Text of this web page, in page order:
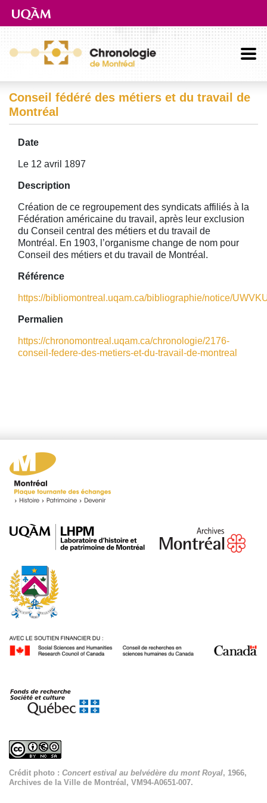
Aller directement au contenu principal
Conseil fédéré des métiers et du travail de
Montréal
Date
Le 12 avril 1897
Description
Création de ce regroupement des syndicats affiliés à la
Fédération américaine du travail, après leur exclusion
du Conseil central des métiers et du travail de
Montréal. En 1903, l’organisme change de nom pour
Conseil des métiers et du travail de Montréal.
Référence
https://bibliomontreal.uqam.ca/bibliographie/notice/
Permalien
https://chronomontreal.uqam.ca/chronologie/2176-
conseil-federe-des-metiers-et-du-travail-de-montreal
Crédit photo : Concert estival au belvédère du mont Royal, 1966,
Archives de la Ville de Montréal, VM94-A0651-007.